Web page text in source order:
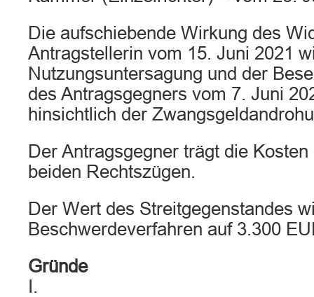
Die aufschiebende Wirkung des
Antragstellerin vom 15. Juni 2021
Nutzungsuntersagung und der
des Antragsgegners vom 7. Juni
hinsichtlich der
Der Antragsgegner trägt die
beiden Rechtszügen.
Der Wert des Streitgegenstandes
Beschwerdeverfahren auf 3.300
Gründe
I.